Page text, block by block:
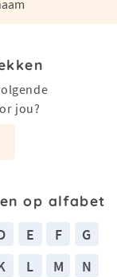
jou?
op alfabet
E F
G
L M
N